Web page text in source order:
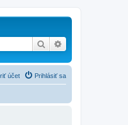
Hľadať
Prihlásiť sa
účet